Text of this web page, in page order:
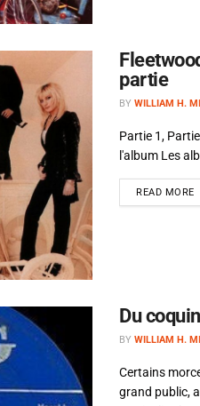
partie
BY WILLIAM H.
Partie 1,
l'album Les
READ MORE
Du
BY WILLIAM H.
Certains
grand public,